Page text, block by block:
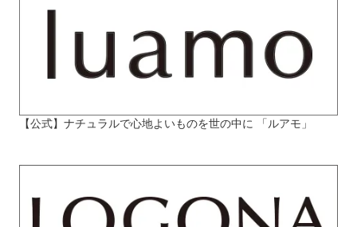
【公式】ナチュラルで心地よいものを世の中に 「ルアモ」